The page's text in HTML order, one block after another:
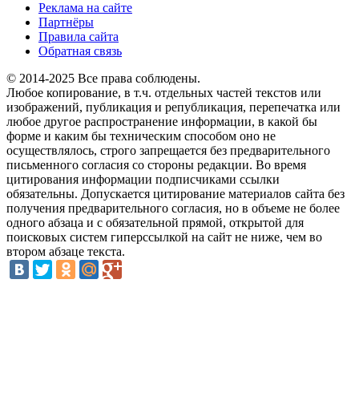
Реклама на сайте
Партнёры
Правила сайта
Обратная связь
© 2014-2025 Все права соблюдены.
Любое копирование, в т.ч. отдельных частей текстов или
изображений, публикация и републикация, перепечатка или
любое другое распространение информации, в какой бы
форме и каким бы техническим способом оно не
осуществлялось, строго запрещается без предварительного
письменного согласия со стороны редакции. Во время
цитирования информации подписчиками ссылки
обязательны. Допускается цитирование материалов сайта без
получения предварительного согласия, но в объеме не более
одного абзаца и с обязательной прямой, открытой для
поисковых систем гиперссылкой на сайт не ниже, чем во
втором абзаце текста.